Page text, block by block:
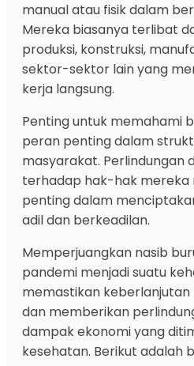
manual atau fisik dalam
Mereka biasanya terlibat
produksi, konstruksi,
sektor-sektor lain yang
kerja langsung.
Penting untuk memahami
peran penting dalam
masyarakat. Perlindungan
terhadap hak-hak mereka
penting dalam
adil dan berkeadilan.
Memperjuangkan nasib
pandemi menjadi suatu
memastikan
dan memberikan
dampak ekonomi yang
kesehatan. Berikut adalah